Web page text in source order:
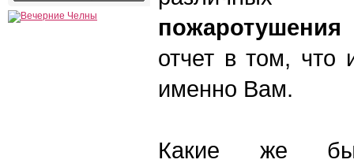
пожаротушения
отчет в том, что
именно Вам.
Какие же